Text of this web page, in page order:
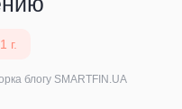
г.
блогу SMARTFIN.UA